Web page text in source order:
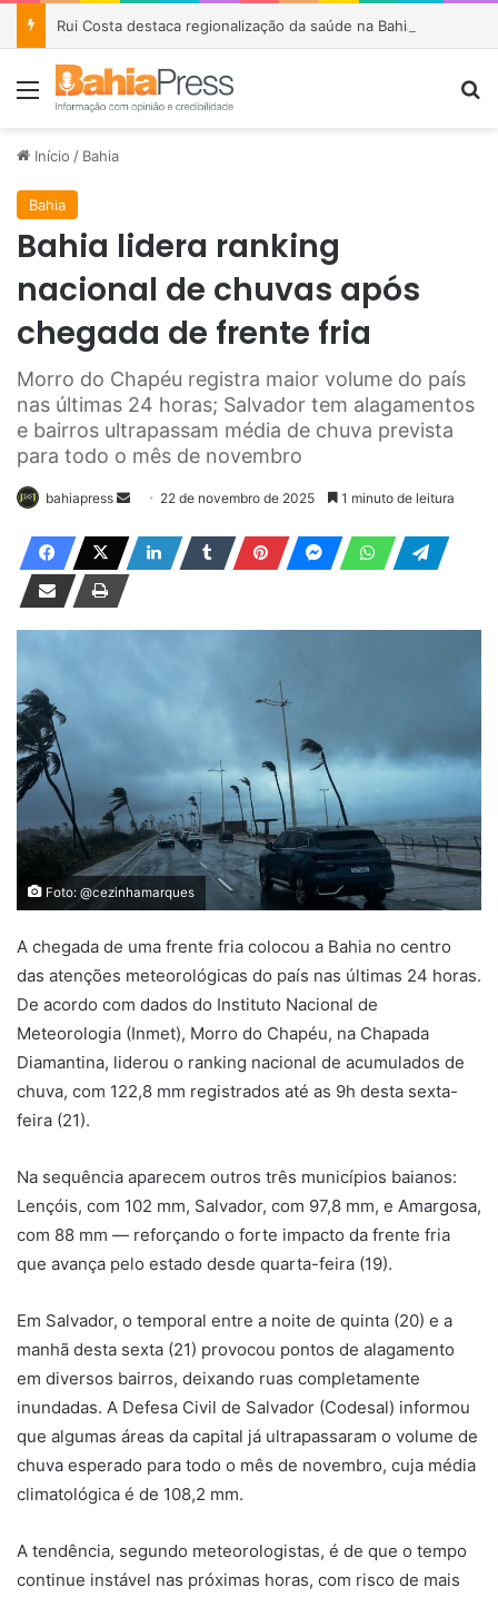
Menu
Início / Bahia
Bahia
Bahia lidera ranking
nacional de chuvas após
chegada de frente fria
Morro do Chapéu registra maior volume do país
nas últimas 24 horas; Salvador tem alagamentos
e bairros ultrapassam média de chuva prevista
para todo o mês de novembro
bahiapress
n
u
i
l
22 de novembro de 2025 1 minuto de leitura
Foto: @cezinhamarques
A chegada de uma frente fria colocou a Bahia no centro
das atenções meteorológicas do país nas últimas 24 horas.
De acordo com dados do Instituto Nacional de
Meteorologia (Inmet), Morro do Chapéu, na Chapada
Diamantina, liderou o ranking nacional de acumulados de
chuva, com 122,8 mm registrados até as 9h desta sexta-
feira (21).
Na sequência aparecem outros três municípios baianos:
Lençóis, com 102 mm, Salvador, com 97,8 mm, e Amargosa,
com 88 mm — reforçando o forte impacto da frente fria
que avança pelo estado desde quarta-feira (19).
Em Salvador, o temporal entre a noite de quinta (20) e a
manhã desta sexta (21) provocou pontos de alagamento
em diversos bairros, deixando ruas completamente
inundadas. A Defesa Civil de Salvador (Codesal) informou
que algumas áreas da capital já ultrapassaram o volume de
chuva esperado para todo o mês de novembro, cuja média
climatológica é de 108,2 mm.
A tendência, segundo meteorologistas, é de que o tempo
continue instável nas próximas horas, com risco de mais